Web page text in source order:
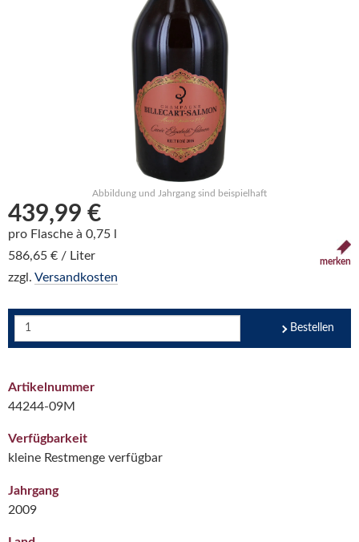
Abbildung und Jahrgang sind beispielhaft
439,99 €
pro Flasche à 0,75 l
586,65 € / Liter
zzgl. Versandkosten
merken
Bestellen
Artikelnummer
44244-09M
Verfügbarkeit
kleine Restmenge verfügbar
Jahrgang
2009